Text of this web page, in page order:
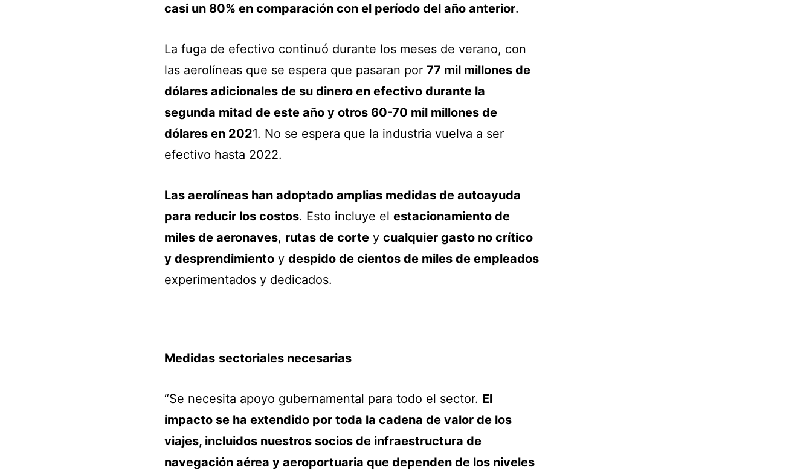
casi un 80% en comparación con el período del año anterior.
La fuga de efectivo continuó durante los meses de verano, con
las aerolíneas que se espera que pasaran por 77 mil millones de
dólares adicionales de su dinero en efectivo durante la
segunda mitad de este año y otros 60-70 mil millones de
dólares en 2021. No se espera que la industria vuelva a ser
efectivo hasta 2022.
Las aerolíneas han adoptado amplias medidas de autoayuda
para reducir los costos. Esto incluye el estacionamiento de
miles de aeronaves, rutas de corte y cualquier gasto no crítico
y desprendimiento y despido de cientos de miles de empleados
experimentados y dedicados.
Medidas sectoriales necesarias
“Se necesita apoyo gubernamental para todo el sector. El
impacto se ha extendido por toda la cadena de valor de los
viajes, incluidos nuestros socios de infraestructura de
navegación aérea y aeroportuaria que dependen de los niveles